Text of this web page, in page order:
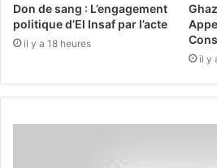
Don de sang : L’engagement
politique d’El Insaf par l’acte
il y a 18 heures
il y